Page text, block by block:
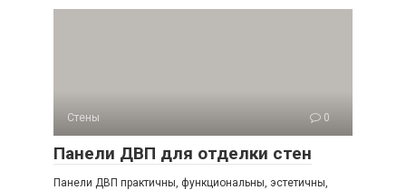
Стены 0
Панели ДВП для отделки стен
Панели ДВП практичны, функциональны, эстетичны,